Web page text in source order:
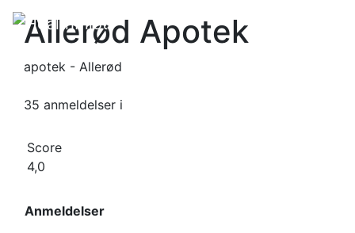
Allerød Apotek
apotek - Allerød
35 anmeldelser i
Score
4,0
Anmeldelser